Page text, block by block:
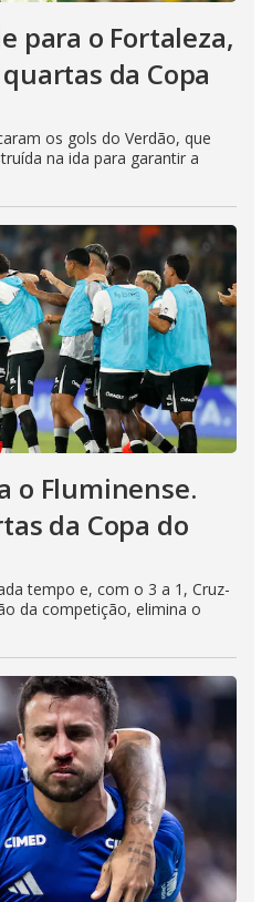
para o Fortaleza,
da Copa
os gols do Verdão, que
na ida para garantir a
o Fluminense.
da Copa do
tempo e, com o 3 a 1, Cruz-
da competição, elimina o